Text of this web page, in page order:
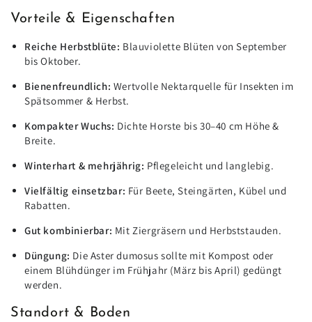
Vorteile & Eigenschaften
Reiche Herbstblüte: Blauviolette Blüten von September
bis Oktober.
Bienenfreundlich: Wertvolle Nektarquelle für Insekten im
Spätsommer & Herbst.
Kompakter Wuchs: Dichte Horste bis 30–40 cm Höhe &
Breite.
Winterhart & mehrjährig: Pflegeleicht und langlebig.
Vielfältig einsetzbar: Für Beete, Steingärten, Kübel und
Rabatten.
Gut kombinierbar: Mit Ziergräsern und Herbststauden.
Düngung: Die Aster dumosus sollte mit Kompost oder
einem Blühdünger im Frühjahr (März bis April) gedüngt
werden.
Standort & Boden